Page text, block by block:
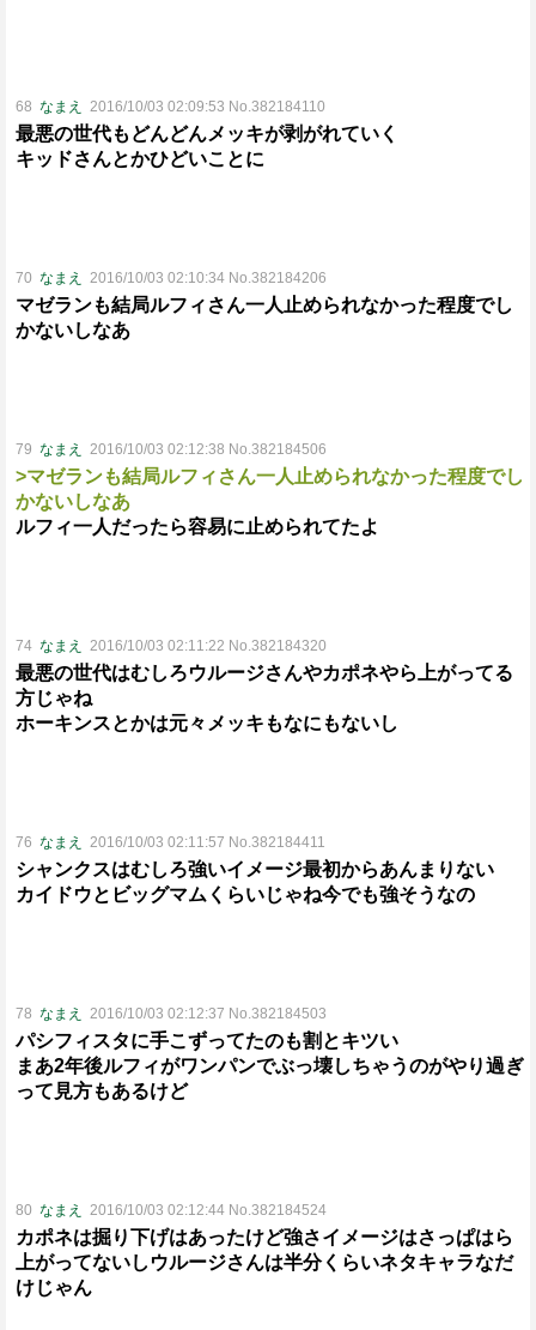
68 なまえ 2016/10/03 02:09:53 No.382184110
最悪の世代もどんどんメッキが剥がれていく
キッドさんとかひどいことに
70 なまえ 2016/10/03 02:10:34 No.382184206
マゼランも結局ルフィさん一人止められなかった程度でし
かないしなあ
79 なまえ 2016/10/03 02:12:38 No.382184506
>マゼランも結局ルフィさん一人止められなかった程度でし
かないしなあ
ルフィ一人だったら容易に止められてたよ
74 なまえ 2016/10/03 02:11:22 No.382184320
最悪の世代はむしろウルージさんやカポネやら上がってる
方じゃね
ホーキンスとかは元々メッキもなにもないし
76 なまえ 2016/10/03 02:11:57 No.382184411
シャンクスはむしろ強いイメージ最初からあんまりない
カイドウとビッグマムくらいじゃね今でも強そうなの
78 なまえ 2016/10/03 02:12:37 No.382184503
パシフィスタに手こずってたのも割とキツい
まあ2年後ルフィがワンパンでぶっ壊しちゃうのがやり過ぎ
って見方もあるけど
80 なまえ 2016/10/03 02:12:44 No.382184524
カポネは掘り下げはあったけど強さイメージはさっぱはら
上がってないしウルージさんは半分くらいネタキャラなだ
けじゃん